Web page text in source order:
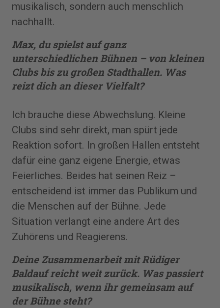
musikalisch, sondern auch menschlich
nachhallt.
Max, du spielst auf ganz
unterschiedlichen Bühnen – von kleinen
Clubs bis zu großen Stadthallen. Was
reizt dich an dieser Vielfalt?
Ich brauche diese Abwechslung. Kleine
Clubs sind sehr direkt, man spürt jede
Reaktion sofort. In großen Hallen entsteht
dafür eine ganz eigene Energie, etwas
Feierliches. Beides hat seinen Reiz –
entscheidend ist immer das Publikum und
die Menschen auf der Bühne. Jede
Situation verlangt eine andere Art des
Zuhörens und Reagierens.
Deine Zusammenarbeit mit Rüdiger
Baldauf reicht weit zurück. Was passiert
musikalisch, wenn ihr gemeinsam auf
der Bühne steht?